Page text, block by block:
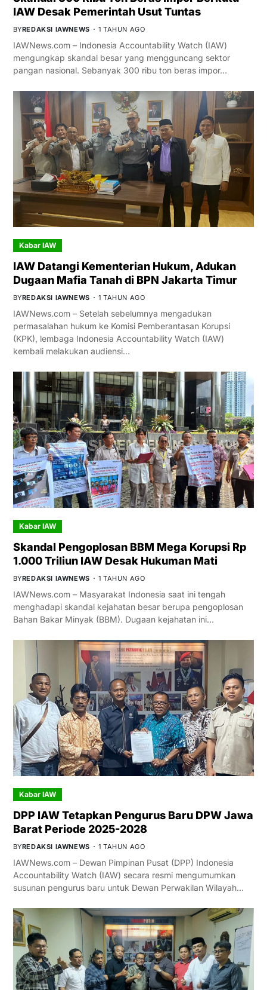
IAW Desak Pemerintah Usut Tuntas
BYREDAKSI IAWNEWS 1 TAHUN AGO
IAWNews.com – Indonesia Accountability Watch (IAW)
mengungkap skandal besar yang mengguncang sektor
pangan nasional. Sebanyak 300 ribu ton beras impor…
Kabar IAW
IAW Datangi Kementerian Hukum, Adukan
Dugaan Mafia Tanah di BPN Jakarta Timur
BYREDAKSI IAWNEWS 1 TAHUN AGO
IAWNews.com – Setelah sebelumnya mengadukan
permasalahan hukum ke Komisi Pemberantasan Korupsi
(KPK), lembaga Indonesia Accountability Watch (IAW)
kembali melakukan audiensi…
Kabar IAW
Skandal Pengoplosan BBM Mega Korupsi Rp
1.000 Triliun IAW Desak Hukuman Mati
BYREDAKSI IAWNEWS 1 TAHUN AGO
IAWNews.com – Masyarakat Indonesia saat ini tengah
menghadapi skandal kejahatan besar berupa pengoplosan
Bahan Bakar Minyak (BBM). Dugaan kejahatan ini…
Kabar IAW
DPP IAW Tetapkan Pengurus Baru DPW Jawa
Barat Periode 2025-2028
BYREDAKSI IAWNEWS 1 TAHUN AGO
IAWNews.com – Dewan Pimpinan Pusat (DPP) Indonesia
Accountability Watch (IAW) secara resmi mengumumkan
susunan pengurus baru untuk Dewan Perwakilan Wilayah…